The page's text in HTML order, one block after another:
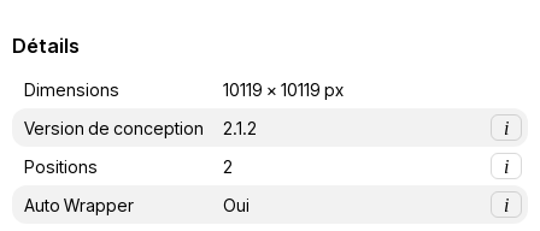
Détails
Dimensions
10119 x 10119 px
Version de conception
2.1.2
i
Positions
2
i
Auto Wrapper
Oui
i